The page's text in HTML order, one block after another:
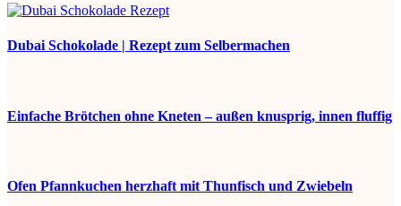
Dubai Schokolade | Rezept zum Selbermachen
Einfache Brötchen ohne Kneten – außen knusprig, innen fluffig
Ofen Pfannkuchen herzhaft mit Thunfisch und Zwiebeln